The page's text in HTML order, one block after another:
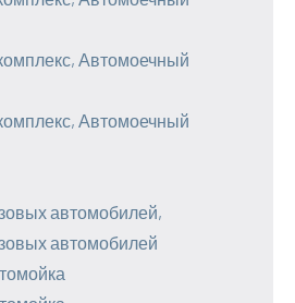
Автомоечный
Автомоечный
автомобилей,
автомобилей